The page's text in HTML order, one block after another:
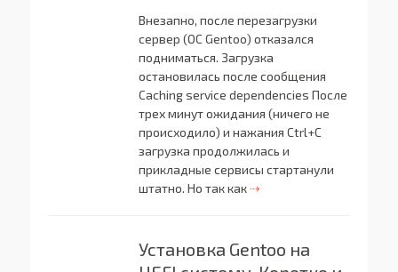
Внезапно, после перезагрузки
сервер (ОС Gentoo) отказался
подниматься. Загрузка
остановилась после сообщения
Caching service dependencies После
трех минут ожидания (ничего не
происходило) и нажания Ctrl+C
загрузка продолжилась и
прикладные сервисы стартанули
штатно. Но так как⇢
Установка Gentoo на